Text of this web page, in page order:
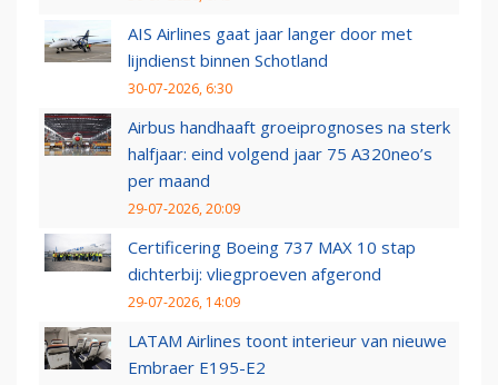
AIS Airlines gaat jaar langer door met
lijndienst binnen Schotland
30-07-2026, 6:30
Airbus handhaaft groeiprognoses na sterk
halfjaar: eind volgend jaar 75 A320neo’s
per maand
29-07-2026, 20:09
Certificering Boeing 737 MAX 10 stap
dichterbij: vliegproeven afgerond
29-07-2026, 14:09
LATAM Airlines toont interieur van nieuwe
Embraer E195-E2